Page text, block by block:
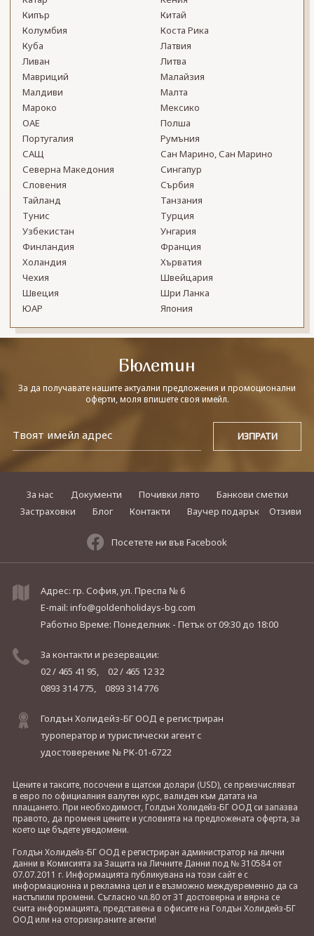
Кипър
Китай
Колумбия
Коста Рика
Куба
Латвия
Ливан
Литва
Мавриций
Малайзия
Малдиви
Малта
Мароко
Мексико
ОАЕ
Полша
Португалия
Румъния
САЩ
Сан Марино, Сан Марино
Северна Македония
Сингапур
Словения
Сърбия
Тайланд
Танзания
Тунис
Турция
Узбекистан
Унгария
Финландия
Франция
Холандия
Хърватия
Чехия
Швейцария
Швеция
Шри Ланка
ЮАР
Япония
Бюлетин
За да получавате нашите актуални предложения и промоционални
оферти, моля впишете своя имейл.
За нас Документи Почивки лято
Банкови сметки
Застраховки
Блог Контакти Ваучер подарък Отзиви
Посетете ни във Facebook
Адрес: гр. София, ул. Преспа № 6
E-mail: info@goldenholidays-bg.com
Работно Време: Понеделник - Петъкот 09:30 до 18:00
За контакти и резервации:
02 / 465 41 95,
02 / 465 12 32
0893 314 775,
0893 314 776
Голдън Холидейз-БГ ООД е регистриран
туроператор и туристически агент с
удостоверение № РК-01-6722
Цените и таксите, посочени в щатски долари (USD), се преизчисляват
в евро по официалния валутен курс, валиден към датата на
плащането. При необходимост, Голдън Холидейз-БГ ООД си запазва
правото, да променя цените и условията на предложената оферта, за
което ще бъдете уведомени.
Голдън Холидейз-БГ ООД е регистриран администратор на лични
данни в Комисията за Защита на Личните Данни под № 310584 от
07.07.2011 г. Информацията публикувана на този сайт е с
информационна и рекламна цел и е възможно междувременно да са
настъпили промени. Съгласно чл.80 от ЗТ достоверна и вярна се
счита информацията, представена в офисите на Голдън Холидейз-БГ
ООД или на оторизираните агенти!